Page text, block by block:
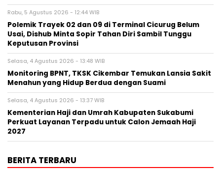
Rabu, 5 Agustus 2026 - 12:44 WIB
Polemik Trayek 02 dan 09 di Terminal Cicurug Belum
Usai, Dishub Minta Sopir Tahan Diri Sambil Tunggu
Keputusan Provinsi
Selasa, 4 Agustus 2026 - 13:48 WIB
‎Monitoring BPNT, TKSK Cikembar Temukan Lansia Sakit
Menahun yang Hidup Berdua dengan Suami
Selasa, 4 Agustus 2026 - 13:37 WIB
Kementerian Haji dan Umrah Kabupaten Sukabumi
Perkuat Layanan Terpadu untuk Calon Jemaah Haji
2027
BERITA TERBARU